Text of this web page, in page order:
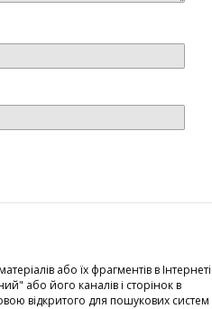
або їх фрагментів в Інтернеті
або його каналів і сторінок в
відкритого для пошукових систем